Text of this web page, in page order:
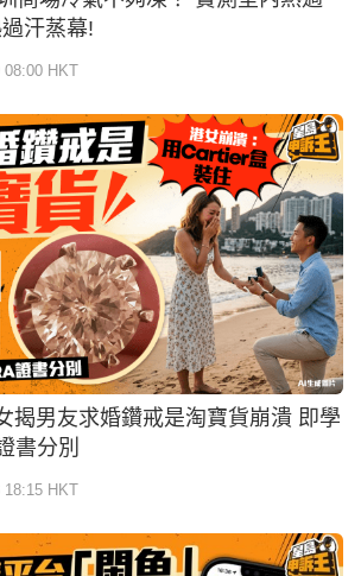
揭男友求婚鑽戒是淘寶貨崩潰 即學
書分別
18:15 HKT
婚代辦退款 主題公園插隊 揭秘網
怪服務